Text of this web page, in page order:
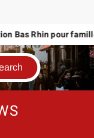
Rhin pour familles